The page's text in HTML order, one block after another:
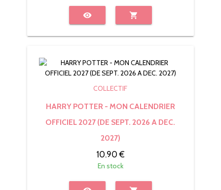
visibility shopping_cart
COLLECTIF
HARRY POTTER - MON CALENDRIER
OFFICIEL 2027 (DE SEPT. 2026 A DEC.
2027)
10.90 €
En stock